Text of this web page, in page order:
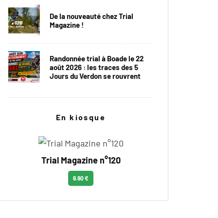
De la nouveauté chez Trial
Magazine !
Randonnée trial à Boade le 22
août 2026 : les traces des 5
Jours du Verdon se rouvrent
En kiosque
Trial Magazine n°120
6.90 €